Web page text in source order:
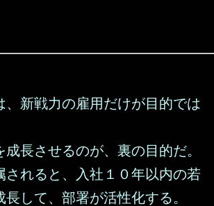
、新戦力の雇用だけが目的では
成長させるのが、裏の目的だ。
されると、入社１０年以内の若
長して、部署が活性化する。